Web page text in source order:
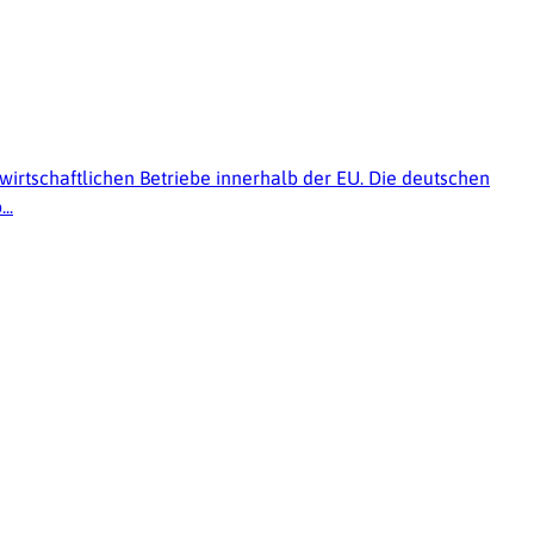
Betriebe innerhalb der EU. Die deutschen